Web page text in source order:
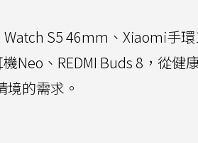
Watch S5 46mm、Xiaomi手環
Neo、REDMI Buds 8，從健
的需求。